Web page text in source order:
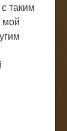
таким
мой